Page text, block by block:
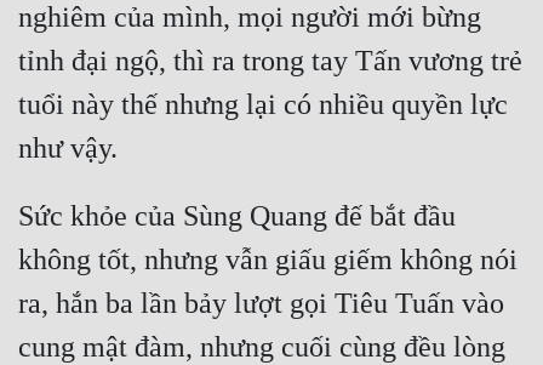
nghiêm của mình, mọi người mới bừng
tỉnh đại ngộ, thì ra trong tay Tấn vương trẻ
tuổi này thế nhưng lại có nhiều quyền lực
Sức khỏe của Sùng Quang đế bắt đầu
không tốt, nhưng vẫn giấu giếm không nói
ra, hắn ba lần bảy lượt gọi Tiêu Tuấn vào
cung mật đàm, nhưng cuối cùng đều lòng